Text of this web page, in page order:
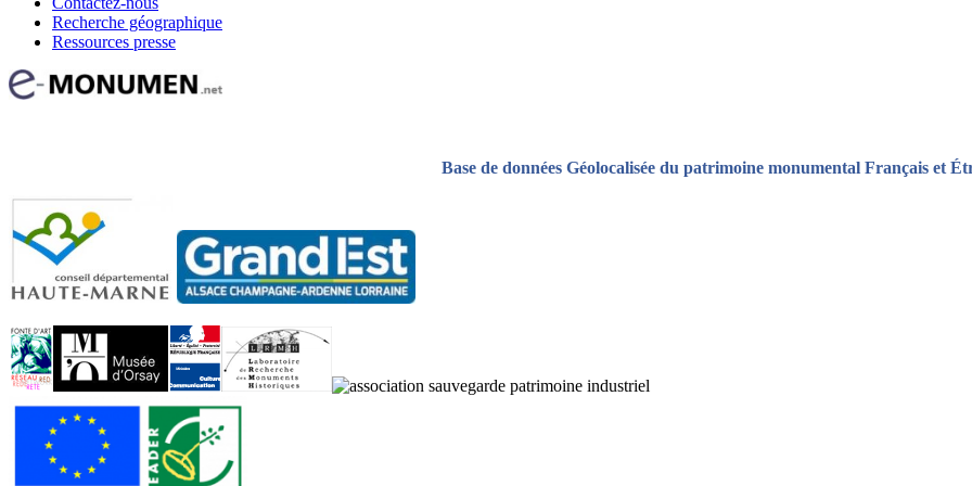
Recherche géographique
Ressources presse
Base de données Géolocalisée du patrimoine monumental Français et